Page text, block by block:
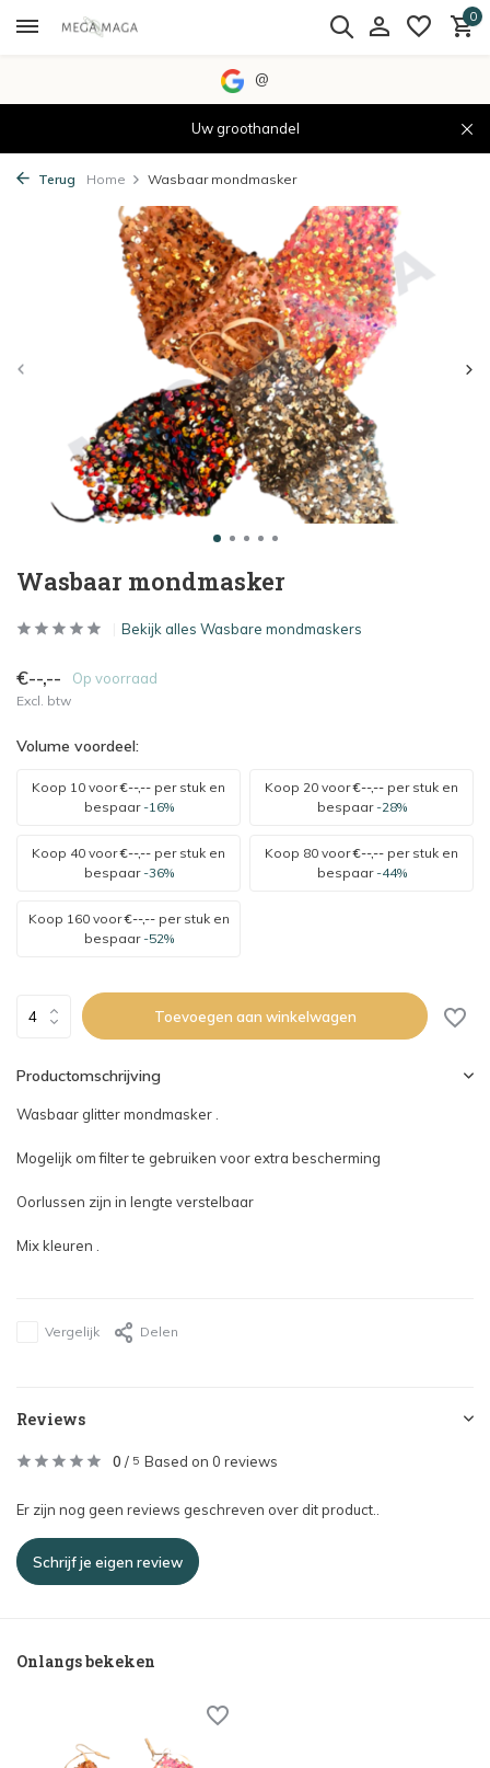
0
@
Uw groothandel
Terug Home Wasbaar mondmasker
Wasbaar mondmasker
Bekijk alles Wasbare mondmaskers
€--,-- Op voorraad
Excl. btw
Volume voordeel:
Koop 10 voor€--,-- per stuk en
bespaar -16%
Koop 20 voor€--,-- per stuk en
bespaar -28%
Koop 40 voor€--,-- per stuk en
bespaar -36%
Koop 80 voor€--,-- per stuk en
bespaar -44%
Koop 160 voor€--,--per stuk en
bespaar -52%
Toevoegen aan winkelwagen
Productomschrijving
Wasbaar glitter mondmasker .
Mogelijk om filter te gebruiken voor extra bescherming
Oorlussen zijn in lengte verstelbaar
Mix kleuren .
Vergelijk Delen
Reviews
0 / 5 Based on 0 reviews
Er zijn nog geen reviews geschreven over dit product..
Schrijf je eigen review
Onlangs bekeken